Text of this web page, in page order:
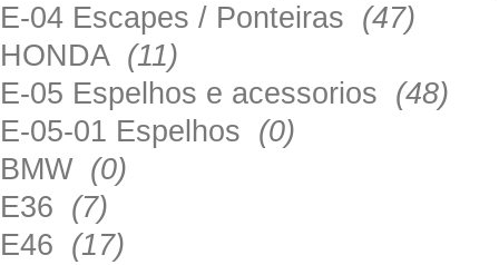
E-04 Escapes / Ponteiras (47)
HONDA (11)
E-05 Espelhos e acessorios (48)
E-05-01 Espelhos (0)
BMW (0)
E36 (7)
E46 (17)